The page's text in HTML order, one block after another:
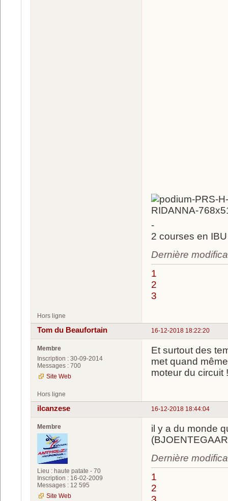
-
2 courses en
Dernière
1
2
3
Hors ligne
16-12-2018 18:22:20
Tom du Beaufortain
Membre
Inscription : 30-09-2014
Messages : 700
Site Web
Et surtout des
met quand
moteur du circuit !
Hors ligne
16-12-2018 18:44:04
ilcanzese
Membre
Lieu : haute patate - 70
Inscription : 16-02-2009
Messages : 12 595
Site Web
il y a du monde
Dernière
1
2